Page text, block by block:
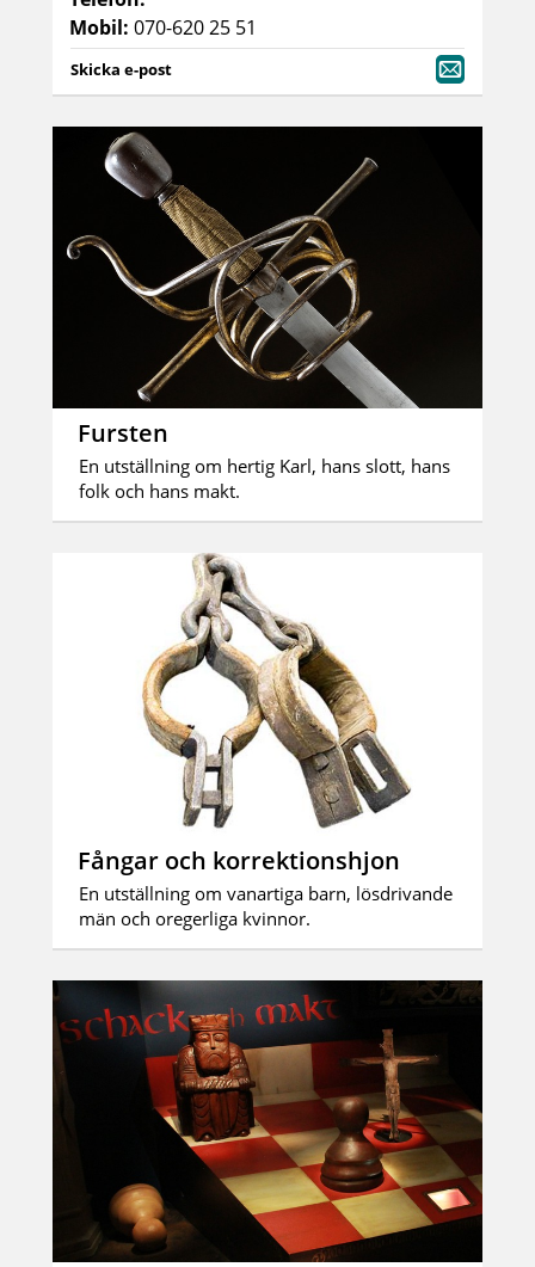
Mobil: 070-620 25 51
Skicka e-post
Fursten
En utställning om hertig Karl, hans slott, hans
folk och hans makt.
Fångar och korrektionshjon
En utställning om vanartiga barn, lösdrivande
män och oregerliga kvinnor.